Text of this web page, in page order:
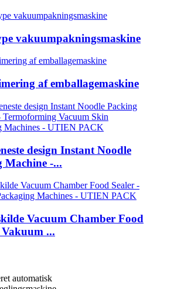
vakuumpakningsmaskine
af emballagemaskine
design Instant Noodle
Machine -...
Vacuum Chamber Food
Vakuum ...